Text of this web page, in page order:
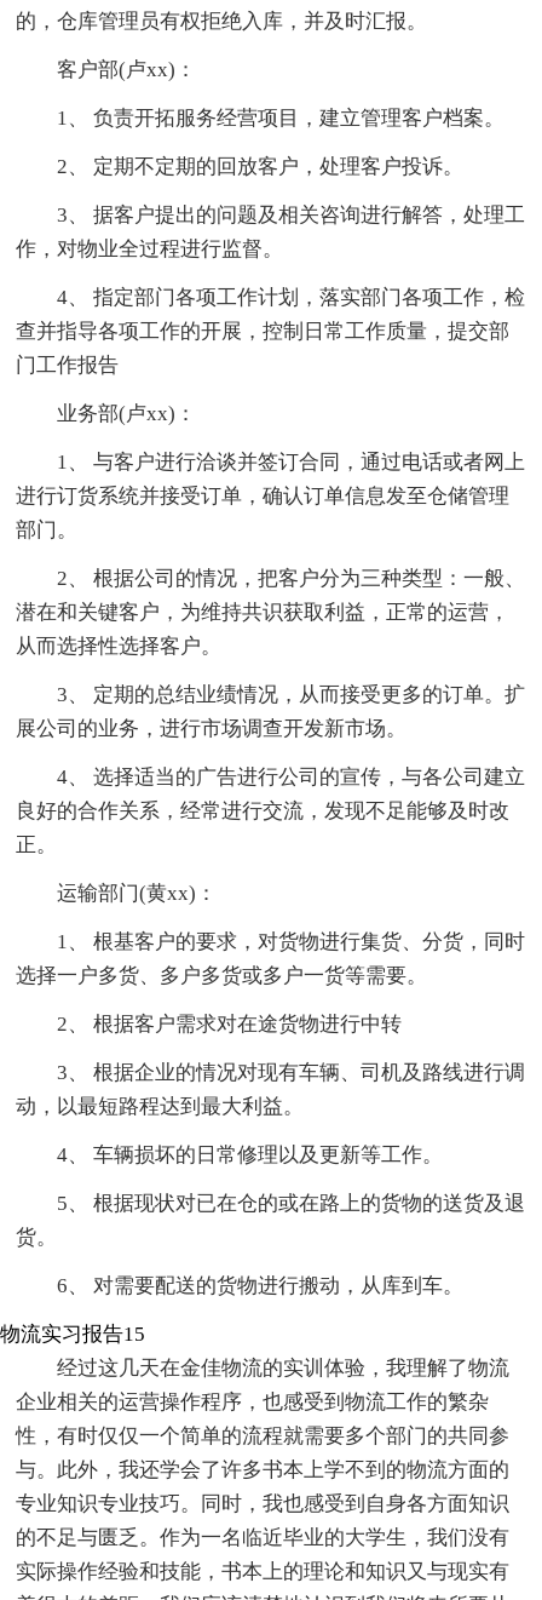
的，仓库管理员有权拒绝入库，并及时汇报。
客户部(卢xx)：
1、 负责开拓服务经营项目，建立管理客户档案。
2、 定期不定期的回放客户，处理客户投诉。
3、 据客户提出的问题及相关咨询进行解答，处理工
作，对物业全过程进行监督。
4、 指定部门各项工作计划，落实部门各项工作，检
查并指导各项工作的开展，控制日常工作质量，提交部
门工作报告
业务部(卢xx)：
1、 与客户进行洽谈并签订合同，通过电话或者网上
进行订货系统并接受订单，确认订单信息发至仓储管理
部门。
2、 根据公司的情况，把客户分为三种类型：一般、
潜在和关键客户，为维持共识获取利益，正常的运营，
从而选择性选择客户。
3、 定期的总结业绩情况，从而接受更多的订单。扩
展公司的业务，进行市场调查开发新市场。
4、 选择适当的广告进行公司的宣传，与各公司建立
良好的合作关系，经常进行交流，发现不足能够及时改
正。
运输部门(黄xx)：
1、 根基客户的要求，对货物进行集货、分货，同时
选择一户多货、多户多货或多户一货等需要。
2、 根据客户需求对在途货物进行中转
3、 根据企业的情况对现有车辆、司机及路线进行调
动，以最短路程达到最大利益。
4、 车辆损坏的日常修理以及更新等工作。
5、 根据现状对已在仓的或在路上的货物的送货及退
货。
6、 对需要配送的货物进行搬动，从库到车。
物流实习报告15
经过这几天在金佳物流的实训体验，我理解了物流
企业相关的运营操作程序，也感受到物流工作的繁杂
性，有时仅仅一个简单的流程就需要多个部门的共同参
与。此外，我还学会了许多书本上学不到的物流方面的
专业知识专业技巧。同时，我也感受到自身各方面知识
的不足与匮乏。作为一名临近毕业的大学生，我们没有
实际操作经验和技能，书本上的理论和知识又与现实有